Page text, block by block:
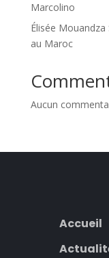
Marcolino
Élisée
au Maroc
Aucun
Accueil